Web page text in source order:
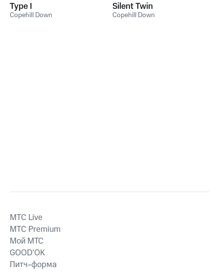
Type I
Copehill Down
Silent Twin
Copehill Down
MTС Live
MTС Premium
Мой МТС
GOOD’OK
Питч-форма